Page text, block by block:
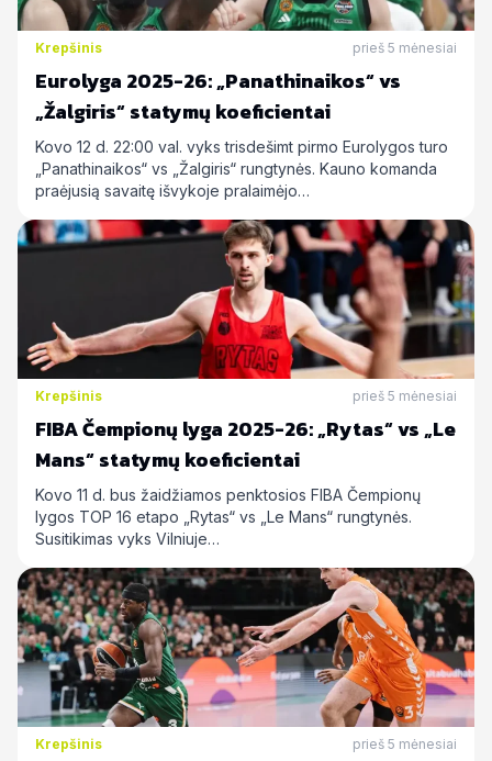
Krepšinis prieš 5 mėnesiai
Eurolyga 2025-26: „Panathinaikos“ vs
„Žalgiris“ statymų koeficientai
Kovo 12 d. 22:00 val. vyks trisdešimt pirmo Eurolygos turo
„Panathinaikos“ vs „Žalgiris“ rungtynės. Kauno komanda
praėjusią savaitę išvykoje pralaimėjo…
Krepšinis prieš 5 mėnesiai
FIBA Čempionų lyga 2025-26: „Rytas“ vs „Le
Mans“ statymų koeficientai
Kovo 11 d. bus žaidžiamos penktosios FIBA Čempionų
lygos TOP 16 etapo „Rytas“ vs „Le Mans“ rungtynės.
Susitikimas vyks Vilniuje…
Krepšinis prieš 5 mėnesiai